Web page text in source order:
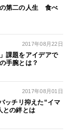
第二の人生 食べ
2017年08月22日
課題をアイデアで
手腕とは？
2017年08月01日
チリ抑えた“イマ
との絆とは